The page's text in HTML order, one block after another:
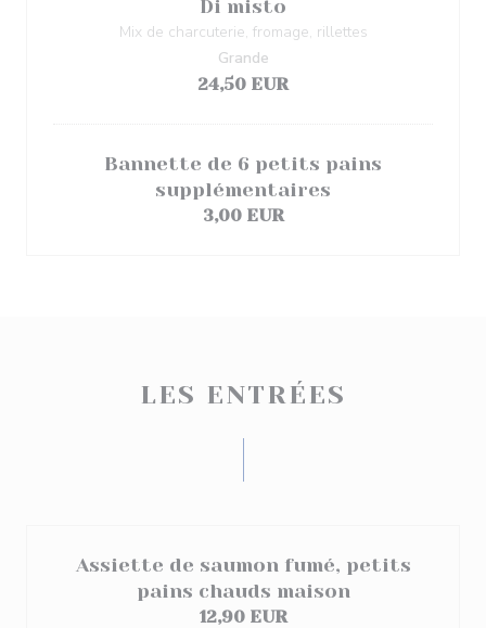
Di misto
Mix de charcuterie, fromage, rillettes
24,50 EUR
Grande
Bannette de 6 petits pains
supplémentaires
3,00 EUR
LES ENTRÉES
Assiette de saumon fumé, petits
pains chauds maison
12,90 EUR